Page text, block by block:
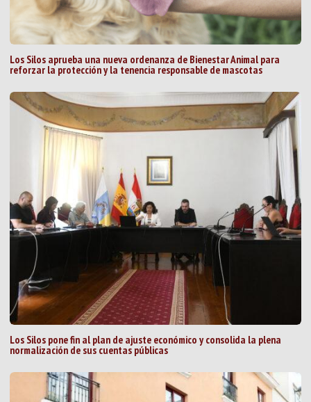
Los Silos aprueba una nueva ordenanza de Bienestar Animal para
reforzar la protección y la tenencia responsable de mascotas
Los Silos pone fin al plan de ajuste económico y consolida la plena
normalización de sus cuentas públicas